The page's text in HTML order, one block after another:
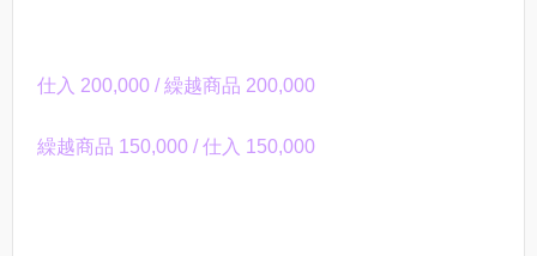
仕入 200,000 / 繰越商品 200,000
繰越商品 150,000 / 仕入 150,000